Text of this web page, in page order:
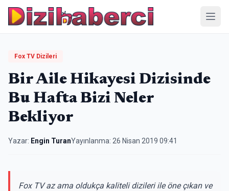
Fox TV Dizileri
Bir Aile Hikayesi Dizisinde
Bu Hafta Bizi Neler
Bekliyor
Yazar: Engin TuranYayınlanma: 26 Nisan 2019 09:41
Fox TV az ama oldukça kaliteli dizileri ile öne çıkan ve